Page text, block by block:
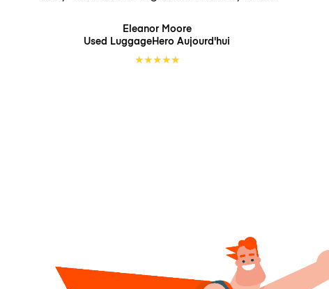
Eleanor Moore
Used LuggageHero Aujourd'hui
★★★★★